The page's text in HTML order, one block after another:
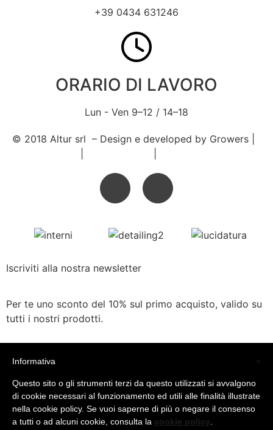
+39 0434 631246
ORARIO DI LAVORO
Lun - Ven 9–12 / 14–18
© 2018 Altur srl – Design e developed by Growers |
Iscriviti alla nostra newsletter
Per te uno sconto del 10% sul primo acquisto, valido su
tutti i nostri prodotti.
10% di sconto
Email*
×
Informativa
Questo sito o gli strumenti terzi da questo utilizzati si avvalgono
di cookie necessari al funzionamento ed utili alle finalità illustrate
nella cookie policy. Se vuoi saperne di più o negare il consenso
a tutti o ad alcuni cookie, consulta la cookie policy